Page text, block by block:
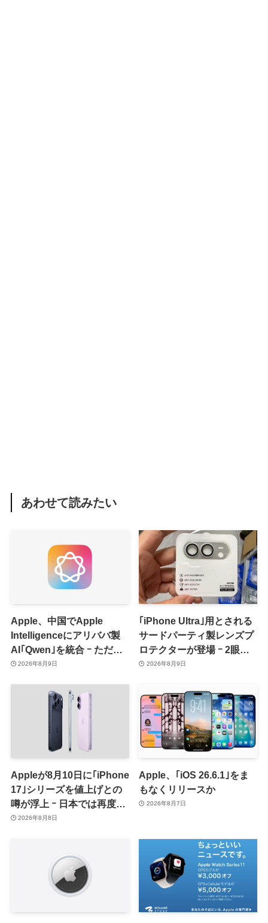
あわせて読みたい
Apple、中国でApple
Intelligenceにアリババ製
AI｢Qwen｣を統合 ｰ ただ、
ユーザーガイドを公開後に
2026年8月9日
｢iPhone Ultra｣用とされる
サードパーティ製レンズプ
ロテクターが登場 ｰ 2眼カ
メラ搭載や一部本体カラー
2026年8月9日
Appleが8月10日に｢iPhone
17｣シリーズを値上げとの
噂が浮上 ｰ 日本では再度値
上げの可能性も?!
2026年8月8日
Apple、｢iOS 26.6.1｣をま
もなくリリースか
2026年8月7日